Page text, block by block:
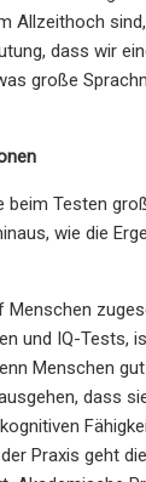
Allzeithoch
dass wir
große
beim Testen
wie die
Menschen
und IQ-Tests,
Menschen
dass
Praxis geht